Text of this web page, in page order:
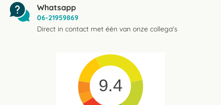
Whatsapp
06-21959869
Direct in contact met één van onze collega's
9.4